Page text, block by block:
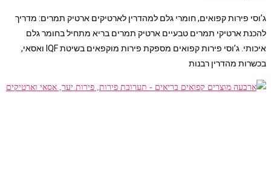
ג’וסי פירות קפואים, חומרי גלם למהדרין לארטיקים ארטיק תמרים: מדריך
להכנת ארטיקי תמרים טבעיים ארטיק תמרים בריא מתחיל בחומר גלם
איכותי. ג’וסי פירות קפואים מספקת פירות מוקפאים בשיטת IQF ואסאי,
בכשרות מהדרין רבנות